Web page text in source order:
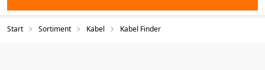
Start Sortiment Kabel Kabel Finder